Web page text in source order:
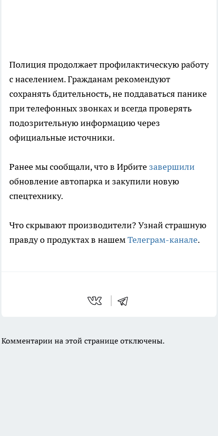
Полиция продолжает профилактическую работу
с населением. Гражданам рекомендуют
сохранять бдительность, не поддаваться панике
при телефонных звонках и всегда проверять
подозрительную информацию через
официальные источники.
Ранее мы сообщали, что в Ирбите завершили
обновление автопарка и закупили новую
спецтехнику.
Что скрывают производители? Узнай страшную
правду о продуктах в нашемТелеграм-канале.
Комментарии на этой странице отключены.